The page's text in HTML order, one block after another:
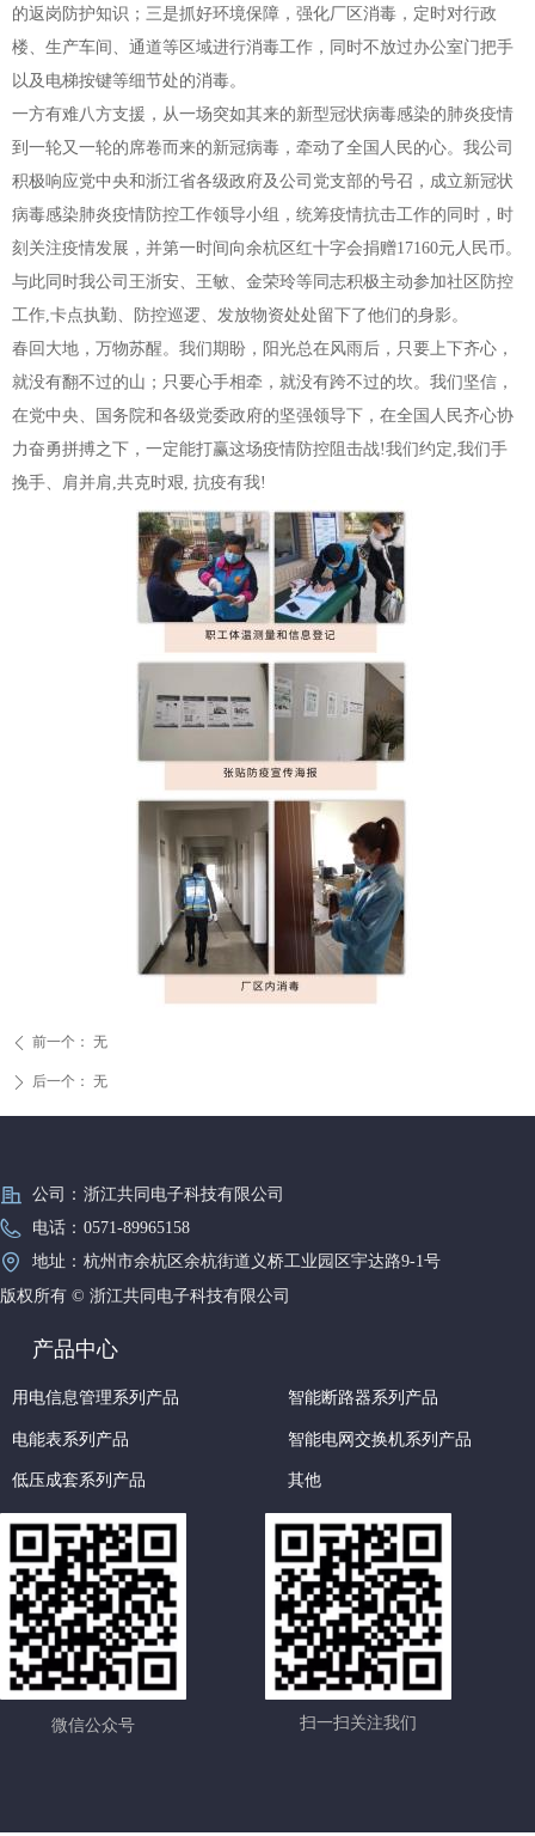
的返岗防护知识；三是抓好环境保障，强化厂区消毒，定时对行政
楼、生产车间、通道等区域进行消毒工作，同时不放过办公室门把手
以及电梯按键等细节处的消毒。
一方有难八方支援，从一场突如其来的新型冠状病毒感染的肺炎疫情
到一轮又一轮的席卷而来的新冠病毒，牵动了全国人民的心。我公司
积极响应党中央和浙江省各级政府及公司党支部的号召，成立新冠状
病毒感染肺炎疫情防控工作领导小组，统筹疫情抗击工作的同时，时
刻关注疫情发展，并第一时间向余杭区红十字会捐赠17160元人民币。
与此同时我公司王浙安、王敏、金荣玲等同志积极主动参加社区防控
工作,卡点执勤、防控巡逻、发放物资处处留下了他们的身影。
春回大地，万物苏醒。我们期盼，阳光总在风雨后，只要上下齐心，
就没有翻不过的山；只要心手相牵，就没有跨不过的坎。我们坚信，
在党中央、国务院和各级党委政府的坚强领导下，在全国人民齐心协
力奋勇拼搏之下，一定能打赢这场疫情防控阻击战!我们约定,我们手
挽手、肩并肩,共克时艰, 抗疫有我!
ꄴ 前一个： 无
ꄲ 后一个： 无
公司： 浙江共同电子科技有限公司
电话： 0571-89965158
地址： 杭州市余杭区余杭街道义桥工业园区宇达路9-1号
微信公众号 扫一扫关注我们
版权所有 © 浙江共同电子科技有限公司
产品中心
用电信息管理系列产品
电能表系列产品
低压成套系列产品
智能断路器系列产品
智能电网交换机系列产品
其他